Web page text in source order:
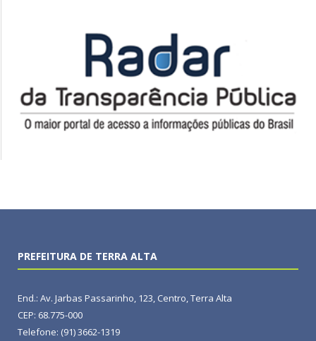
PREFEITURA DE TERRA ALTA
End.: Av. Jarbas Passarinho, 123, Centro, Terra Alta
CEP: 68.775-000
Telefone: (91) 3662-1319